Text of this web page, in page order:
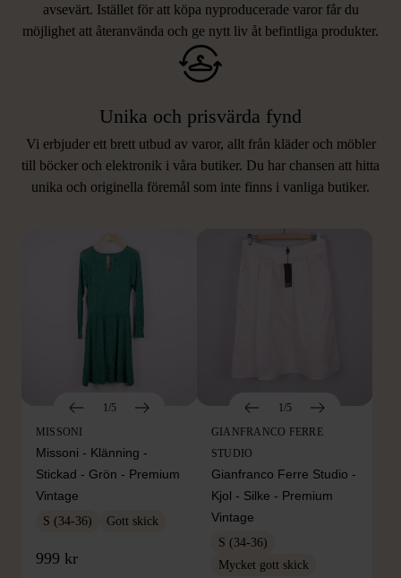
avsevärt. Istället för att köpa nyproducerade varor får du
möjlighet att återanvända och ge nytt liv åt befintliga produkter.
Unika och prisvärda fynd
Vi erbjuder ett brett utbud av varor, allt från kläder och möbler
till böcker och elektronik i våra butiker. Du har chansen att hitta
unika och originella föremål som inte finns i vanliga butiker.
LIKNANDE PRODUKTER
Hitta produkter som påminner om denna
1/5
MISSONI
Missoni - Klänning -
Stickad - Grön - Premium
Vintage
S (34-36) Gott skick
999 kr
1/5
GIANFRANCO FERRE
STUDIO
Gianfranco Ferre Studio -
Kjol - Silke - Premium
Vintage
S (34-36)
Mycket gott skick